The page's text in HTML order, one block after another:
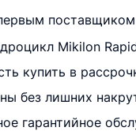
поставщиком
Mikilon
купить в
без лишних
гарантийное